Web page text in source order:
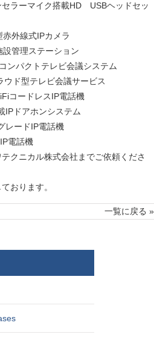
ラーマイク搭載HD USBヘッドセッ
外線式IPカメラ
管理ステーション
パクトテレビ会議システム
ド型テレビ会議サービス
コードレスIP電話機
ドアホンシステム
ードIP電話機
電話機
クニカル株式会社までご依頼くださ
おります。
一覧に戻る »